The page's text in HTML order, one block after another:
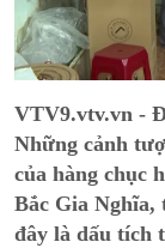
VTV9.vtv.vn -
Những cảnh
của hàng chục
Bắc Gia
đây là dấu tích